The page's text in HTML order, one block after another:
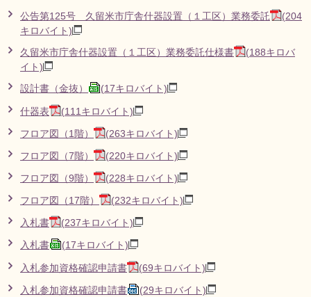
公告第125号 久留米市庁舎什器設置（１工区）業務委託
(204
キロバイト)
久留米市庁舎什器設置（１工区）業務委託仕様書
(188キロバ
イト)
設計書（金抜） (17キロバイト)
什器表 (111キロバイト)
フロア図（1階） (263キロバイト)
フロア図（7階） (220キロバイト)
フロア図（9階） (228キロバイト)
フロア図（17階） (232キロバイト)
入札書 (237キロバイト)
入札書 (17キロバイト)
入札参加資格確認申請書 (69キロバイト)
入札参加資格確認申請書 (29キロバイト)